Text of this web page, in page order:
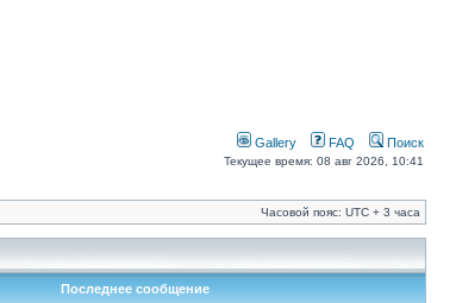
Gallery FAQ Поиск
Текущее время: 08 авг 2026, 10:41
Часовой пояс: UTC + 3 часа
Последнее сообщение